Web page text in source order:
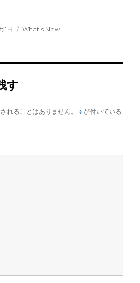
1日
カ
What's New
す
れることはありません。 ※ が付いている